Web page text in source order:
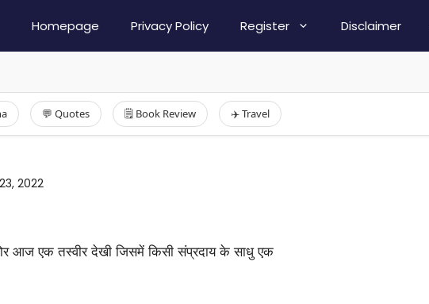
Homepage Privacy Policy Register Disclaimer
💬 Quotes 🗒️ Book Review ✈️ Travel
2022
आज एक तस्वीर देखी जिसमें किसी संप्रदाय के साधु एक